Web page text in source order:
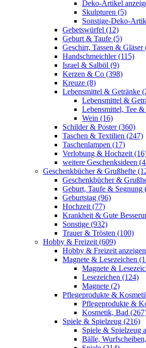
Deko-Artikel
Skulpturen (5)
Sonstige-Deko-
Gebetswürfel (12)
Geburt & Taufe (5)
Geschirr, Tassen & Gläser
Handschmeichler (115)
Israel & Salböl (9)
Kerzen & Co (398)
Kreuze (8)
Lebensmittel & Getränke
Lebensmittel &
Lebensmittel, Tee
Wein (16)
Schilder & Poster (360)
Taschen & Textilien (247)
Taschenlampen (17)
Verlobung & Hochzeit
weitere Geschenksideen
Geschenkbücher & Grußhefte
Geschenkbücher &
Geburt, Taufe & Segnung
Geburtstag (96)
Hochzeit (77)
Krankheit & Gute
Sonstige (932)
Trauer & Trösten (100)
Hobby & Freizeit (609)
Hobby & Freizeit anzeigen
Magnete & Lesezeichen
Magnete &
Lesezeichen (124)
Magnete (2)
Pflegeprodukte &
Pflegeprodukte &
Kosmetik, Bad
Spiele & Spielzeug (216)
Spiele & Spielzeug
Bälle,